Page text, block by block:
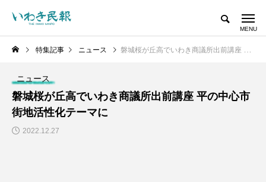
特集記事 ニュース 磐城桜が丘高でいわき商議所出前講座 平の中心市街地活性化テーマに
ニュース
磐城桜が丘高でいわき商議所出前講座 平の中心市
街地活性化テーマに
2022.12.27